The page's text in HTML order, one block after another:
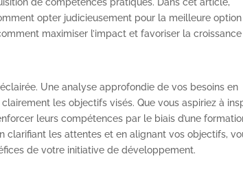
opter judicieusement pour la meilleure
maximiser l’impact et favoriser la croissance
Une analyse approfondie de vos besoins en
les objectifs visés. Que vous aspiriez à
leurs compétences par le biais d’une
clarifiant les attentes et en alignant vos objectifs,
de votre initiative de développement.